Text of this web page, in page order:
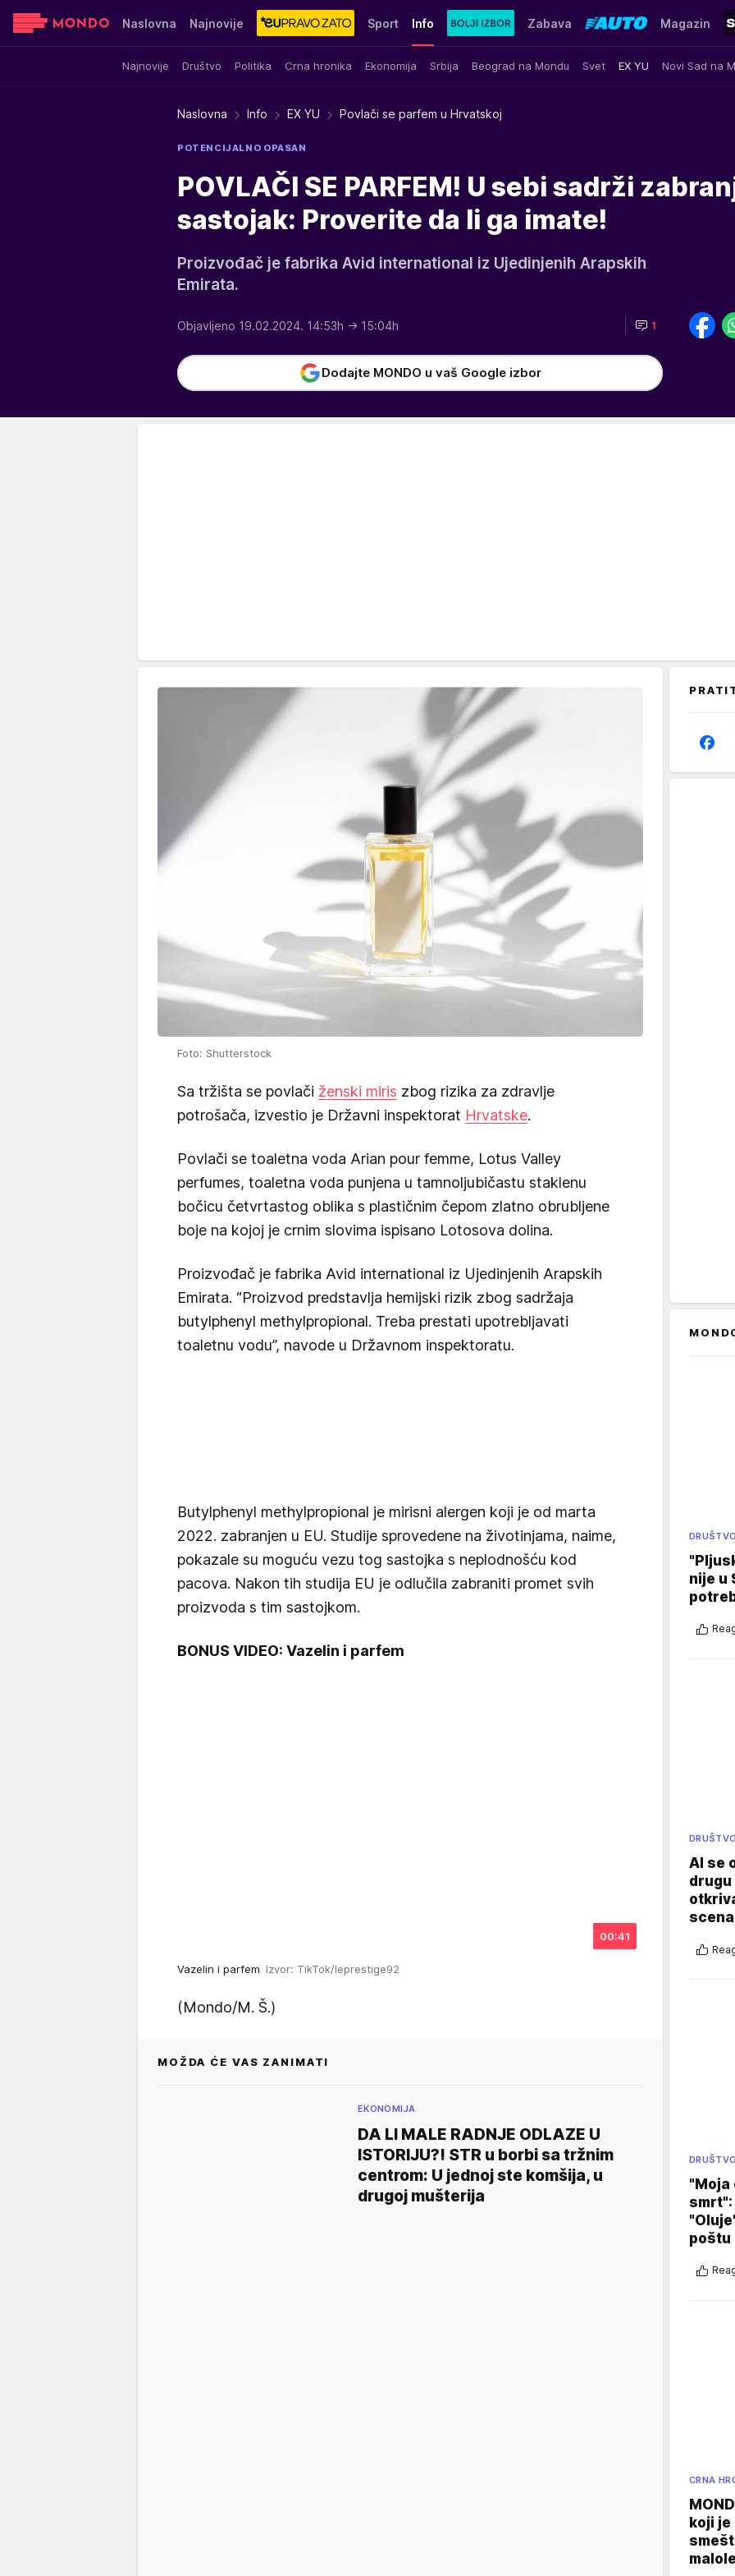
Naslovna Najnovije Sport Info
Najnovije Društvo Politika Crna hronika Ekonomija Srbija Beograd na Mondu Svet EX YU Novi Sad na
Zabava Magazin
Sensa Stvar ukusa Yumama
Naslovna Info EX YU Povlači se parfem u Hrvatskoj
POTENCIJALNO OPASAN
POVLAČI SE PARFEM! U sebi sadrži
sastojak: Proverite da li ga imate!
Proizvođač je fabrika Avid international iz Ujedinjenih Arapskih
Emirata.
Objavljeno 19.02.2024. 14:53h → 15:04h 1
Dodajte MONDO u vaš Google izbor
Foto: Shutterstock
Sa tržišta se povlači ženski miris zbog rizika za zdravlje
potrošača, izvestio je Državni inspektorat Hrvatske.
Povlači se toaletna voda Arian pour femme, Lotus Valley
perfumes, toaletna voda punjena u tamnoljubičastu staklenu
bočicu četvrtastog oblika s plastičnim čepom zlatno obrubljene
boje na kojoj je crnim slovima ispisano Lotosova dolina.
Proizvođač je fabrika Avid international iz Ujedinjenih Arapskih
Emirata. “Proizvod predstavlja hemijski rizik zbog sadržaja
butylphenyl methylpropional. Treba prestati upotrebljavati
toaletnu vodu”, navode u Državnom inspektoratu.
Butylphenyl methylpropional je mirisni alergen koji je od marta
2022. zabranjen u EU. Studije sprovedene na životinjama, naime,
pokazale su moguću vezu tog sastojka s neplodnošću kod
pacova. Nakon tih studija EU je odlučila zabraniti promet svih
proizvoda s tim sastojkom.
BONUS VIDEO: Vazelin i parfem
00:41
Vazelin i parfem Izvor: TikTok/leprestige92
(Mondo/M. Š.)
MOŽDA ĆE VAS ZANIMATI
EKONOMIJA
DA LI MALE RADNJE ODLAZE U
ISTORIJU?! STR u borbi sa tržnim
centrom: U jednoj ste komšija, u
drugoj mušterija
DRUŠTVO
nije u
DRUŠTVO
AI se
DRUŠTVO
"Moja
poštu
CRNA
koji